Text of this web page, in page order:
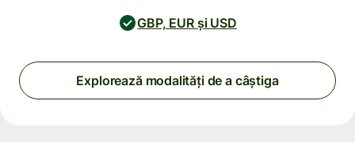
GBP, EUR și USD
Explorează modalități de a câștiga